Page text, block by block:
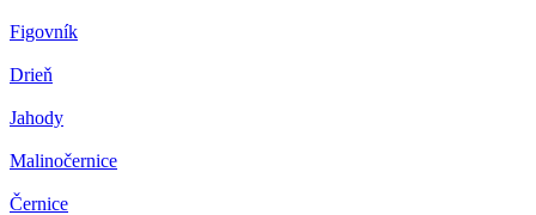
Figovník
Drieň
Jahody
Malinočernice
Černice